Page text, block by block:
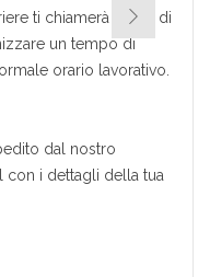
ti chiamerà prima di
un tempo di
orario lavorativo.
dal nostro
con i dettagli della tua